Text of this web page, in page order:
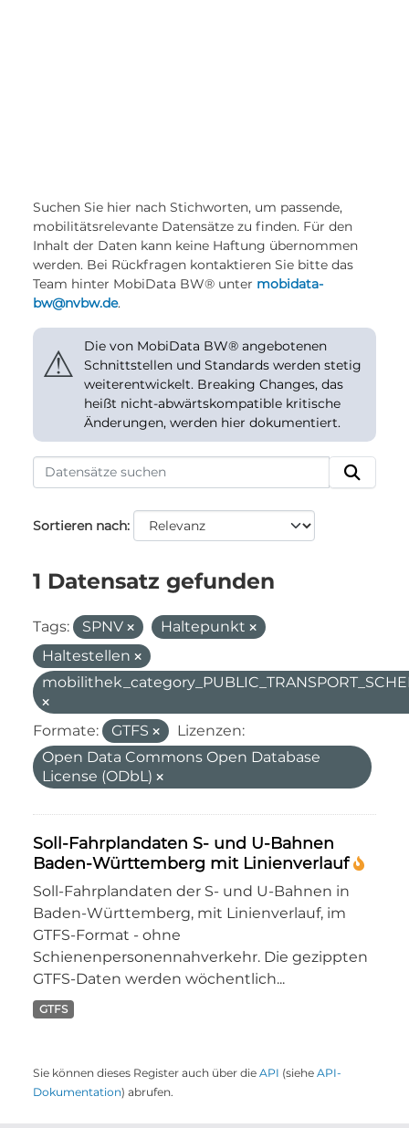
Suchen Sie hier nach Stichworten, um passende,
mobilitätsrelevante Datensätze zu finden. Für den
Inhalt der Daten kann keine Haftung übernommen
werden. Bei Rückfragen kontaktieren Sie bitte das
Team hinter MobiData BW® unter mobidata-
bw@nvbw.de.
⚠
Die von MobiData BW® angebotenen
Schnittstellen und Standards werden stetig
weiterentwickelt. Breaking Changes, das
heißt nicht-abwärtskompatible kritische
Änderungen, werden hier dokumentiert.
Sortieren nach
1 Datensatz gefunden
Tags: SPNV
Haltepunkt
Haltestellen
Formate: GTFS
Lizenzen:
Open Data Commons Open Database
License (ODbL)
Soll-Fahrplandaten S- und U-Bahnen
Baden-Württemberg mit Linienverlauf
Soll-Fahrplandaten der S- und U-Bahnen in
Baden-Württemberg, mit Linienverlauf, im
GTFS-Format - ohne
Schienenpersonennahverkehr. Die gezippten
GTFS-Daten werden wöchentlich...
GTFS
Sie können dieses Register auch über die API (siehe API-
Dokumentation) abrufen.